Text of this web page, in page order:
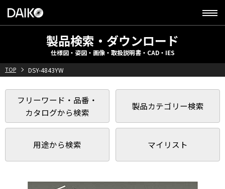
製品検索・ダウンロード
仕様図・姿図・画像・取扱説明書・CAD・IES
TOP DSY-4843YW
フリーワード・品番・
カタログから検索
製品カテゴリー検索
用途から検索 マイリスト